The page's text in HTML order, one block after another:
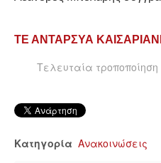
ΜΈΣΗ ΑΝΑΤΟΛΉ
ΤΕ ΑΝΤΑΡΣΥΑ
Τελευταία τροποποίηση
Κατηγορία Ανακοινώσεις